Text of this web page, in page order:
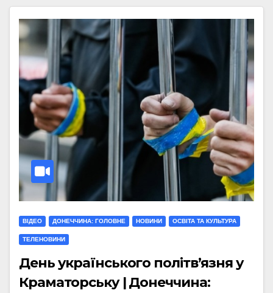
ВІДЕО ДОНЕЧЧИНА: ГОЛОВНЕ НОВИНИ ОСВІТА ТА КУЛЬТУРА
ТЕЛЕНОВИНИ
День українського політв’язня у
Краматорську | Донеччина: